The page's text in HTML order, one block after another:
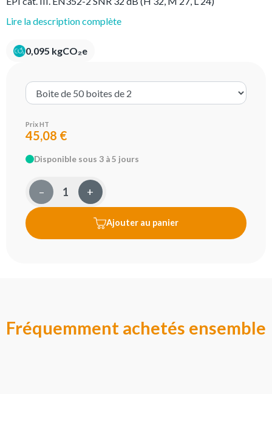
Lire la description complète
0,095 kgCO₂e
Prix HT
45,08 €
Disponible sous 3 à 5 jours
– +
Ajouter au panier
Fréquemment achetés ensemble